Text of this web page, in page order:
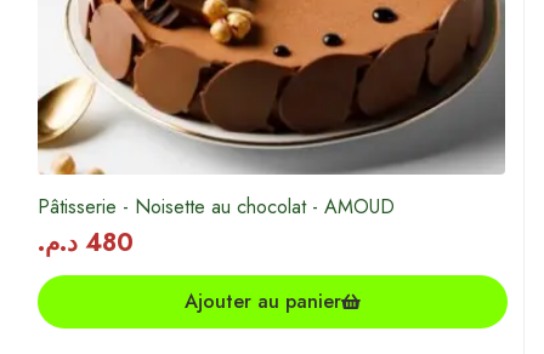
Pâtisserie - Noisette au chocolat - AMOUD
480 د.م.
Ajouter au panier